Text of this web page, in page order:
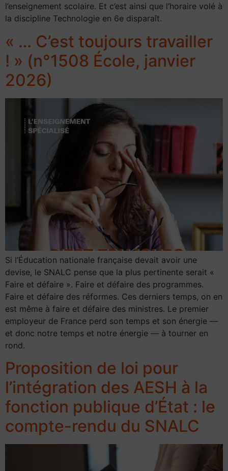
l’enseignement scolaire. Et c’est ainsi que l’horaire volé à
la discipline Technologie en 6e disparaît.
« … C’est toujours travailler
! » (n°1508 École, janvier
2026)
Si l’Éducation nationale française devait avoir une
devise, le SNALC pense que la plus pertinente serait «
Faire et défaire ». Faire et défaire des programmes.
Faire et défaire des réformes. Ces derniers temps, on en
est même à faire et défaire des ministres. Le premier
employeur de France perd son temps et son énergie —
et donc notre temps et notre énergie — à tourner en
rond.
Proposition de loi pour
l’intégration des AESH à la
fonction publique d’État : le
compte-rendu du SNALC